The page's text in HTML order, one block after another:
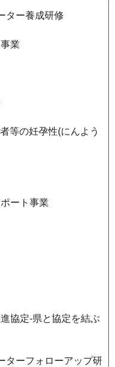
ター養成研修
業
等の妊孕性(にんよう
ート事業
協定-県と協定を結ぶ
ターフォローアップ研